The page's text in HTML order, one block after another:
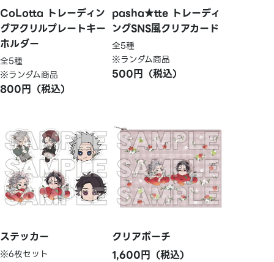
CoLotta トレーディン
グアクリルプレートキー
ホルダー
全5種
※ランダム商品
800円（税込）
pasha★tte トレーディ
ングSNS風クリアカード
全5種
※ランダム商品
500円（税込）
ステッカー
※6枚セット
クリアポーチ
1,600円（税込）